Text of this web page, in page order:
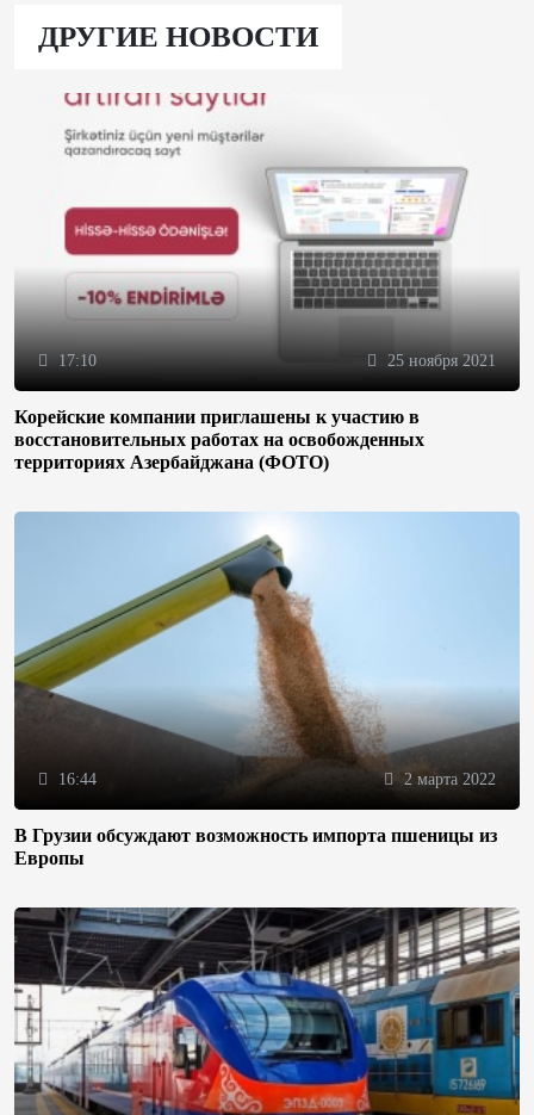
ДРУГИЕ НОВОСТИ
17:10 25 ноября 2021
Корейские компании приглашены к участию в
восстановительных работах на освобожденных
территориях Азербайджана (ФОТО)
16:44 2 марта 2022
В Грузии обсуждают возможность импорта пшеницы из
Европы